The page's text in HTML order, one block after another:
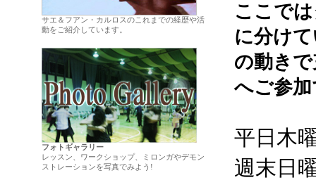
ここで
に分け
の動き
へご参
平日木
週末日
サエ＆フアン・カルロスのこれまでの経歴や活
動をご紹介しています。
フォトギャラリー
レッスン、ワークショップ、ミロンガやデモン
ストレーションを写真でみよう!